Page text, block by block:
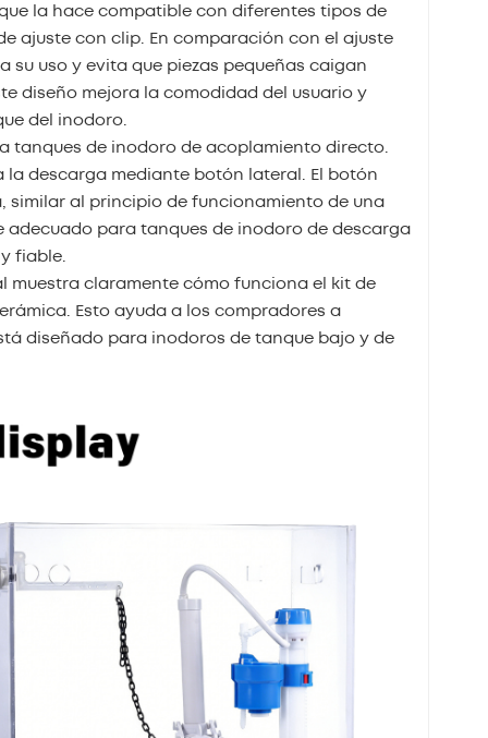
la hace compatible con diferentes tipos de
ajuste con clip. En comparación con el ajuste
uso y evita que piezas pequeñas caigan
diseño mejora la comodidad del usuario y
del inodoro.
tanques de inodoro de acoplamiento directo.
la descarga mediante botón lateral. El botón
similar al principio de funcionamiento de una
adecuado para tanques de inodoro de descarga
fiable.
muestra claramente cómo funciona el kit de
Esto ayuda a los compradores a
diseñado para inodoros de tanque bajo y de